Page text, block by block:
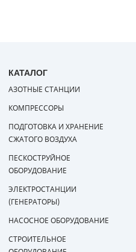
КАТАЛОГ
АЗОТНЫЕ СТАНЦИИ
КОМПРЕССОРЫ
ПОДГОТОВКА И ХРАНЕНИЕ
СЖАТОГО ВОЗДУХА
ПЕСКОСТРУЙНОЕ
ОБОРУДОВАНИЕ
ЭЛЕКТРОСТАНЦИИ
(ГЕНЕРАТОРЫ)
НАСОСНОЕ ОБОРУДОВАНИЕ
СТРОИТЕЛЬНОЕ